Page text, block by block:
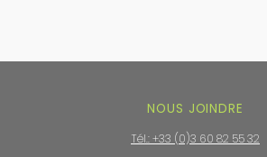
NOUS JOINDRE
Tél.: +33 (0)3 60 82 55 32